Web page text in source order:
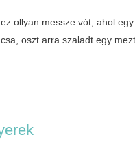
ollyan messze vót, ahol
oszt arra szaladt egy